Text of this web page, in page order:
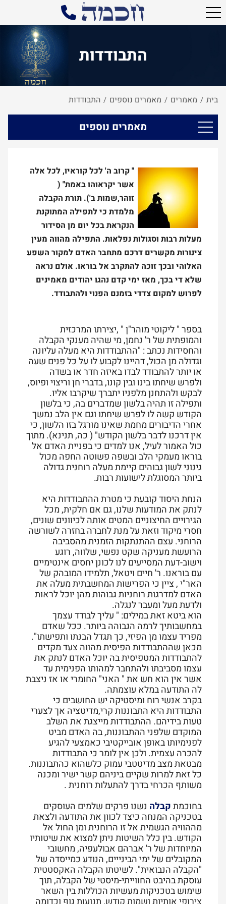
התבודדות
בית / מאמרים / מאמרים נוספים / התבודדות
מאמרים נוספים
" קרוב ה' לכל קוראיו, לכל אלה
אשר יקראוהו באמת" (
זוהר,שמות ב'). תורת הקבלה
מלמדת כי לתפילה המתוקנת
הנקראת בכל יום מן הסידור
מעלות רבות וסגולות נפלאות. התפילה מהווה מעין
צינורות מקשרים דרכם מתחבר האדם למקור השפע
האלוהי ובכך זוכה להתקרב אל בוראו. אולם נראה
שלא די בכך, מאז ימי קדם נהגו יהודים מאמינים
לפרוש למקום צדדי בזמנם הפנוי ולהתבודד.
בספר " ליקוטי מוהר"ן " ,יצירתו המרכזית
והמופתית של ר' נחמן, מי שהיה מענקי הקבלה
והחסידות נכתב : "ההתבודדות היא מעלה עליונה
וגדולה מן הכול, דהיינו לקבוע לו על כל פנים שעה
או יותר להתבודד לבדו באיזה חדר או בשדה
ולפרש שיחתו בינו ובין קונו, בדברי חן וריצוי ופיוס,
לבקש ולהתחנן מלפניו יתברך שיקרבו אליו.
ותפילה זו תהיה בלשון שמדברים בה, כי בלשון
הקודש קשה לו לפרש שיחתו וגם אין הלב נמשך
אחרי הדיבורים מחמת שאינו מורגל בזו הלשון, כי
אין דרכנו לדבר בלשון הקודש" ( כה, תנינא). מתוך
כול האמור לעיל, אנו למדים כי בפניית האדם אל
בוראו מעמקי הלב ובשפה פשוטה החפה מכול
גינוני לשון גבוהים קיימת מעלה רוחנית גדולה
ביותר המסוגלת לישועות רבות.
הנחת היסוד קובעת כי מטרת ההתבודדות היא
לנתק את המודעות שלנו, גם אם חלקית, מכל
הגירויים החיצוניים המטים אותה לכיוונים שונים,
חסרי מיקוד וזאת על מנת לחברה בחזרה לשורשה
הרוחני. עצם ההתנתקות הזמנית מהסביבה
הרועשת מעניקה שקט נפשי, שלווה, רוגע
וישוב-דעת המסייעים לנו לכונן יחסים אינטימיים
עם בוראנו. ר' חיים ויטאל, תלמידו המובהק של
האר"י , ציין כי הפרישות המחשבתית מעלה את
האדם למדרגות רוחניות גבוהות מהן יוכל לראות
ולדעת מעל ומעבר לנגלה.
הוא ביטא זאת במילים: " עליך לבודד עצמך
במחשבותיך לרמה הגבוהה ביותר. ככל שאדם
מפריד עצמו מן הפיזי, כך תגדל הבנתו ותפישתו".
מכאן שההתבודדות הפיסית מהווה צעד מקדים
להתבודדות המטפיסית בה יוכל האדם לנתק את
עצמו מסביבתו ולהתחבר למהותו הפנימית עד
אשר אין הוא חש את " האני" החומרי או אז ניצבת
לה התודעה במלא עוצמתה.
בקרב אנשי רוח ומיסטיקה יש החושבים כי
התבודדות היא התבוננות קרי,מדיטציה אך לצערי
טעות בידיהם. ההתבודדות מייצגת את השלב
המוקדם שלפני ההתבוננות, בה האדם מביט
לפנימיותו באופן אובייקטיבי כאמצעי להגיע
להכרה עצמית. ולכן אין לומר כי התבודדות
מבטאת מצב מדיטטבי עמוק כלשהוא כהתבוננות.
כל זאת למרות שקיים ביניהם קשר ישיר ומכנה
משותף הכרחי בדרך להתעלות רוחנית .
בחוכמתקבלה נשנו פרקים שלמים העוסקים
בטכניקה המנחה כיצד לכוון את התודעה ולצאת
מההוויה הגשמית אל זו הרוחנית ומן החול אל
הקודש. בין כלל השיטות ניתן למצוא את שיטותיו
המיוחדות של ר' אברהם אבולעפיה, מחשובי
המקובלים של ימי הבינייים, הנודע כמייסדה של
"הקבלה הנבואית". לשיטתו הקבלה האקסטטית
עוסקת בהיבט החווייתי-מיסטי של הקבלה, תוך
שימוש בטכניקות מעשיות הכוללות בין השאר